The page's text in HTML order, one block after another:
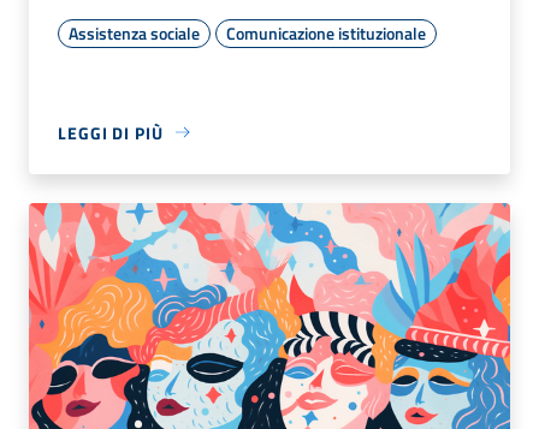
Assistenza sociale Comunicazione istituzionale
LEGGI DI PIÙ